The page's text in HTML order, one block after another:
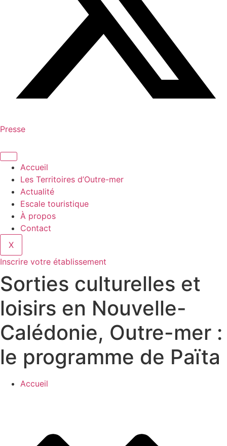
Presse
Accueil
Les Territoires d’Outre-mer
Actualité
Escale touristique
À propos
Contact
X
Inscrire votre établissement
Sorties culturelles et
loisirs en Nouvelle-
Calédonie, Outre-mer :
le programme de Païta
Accueil